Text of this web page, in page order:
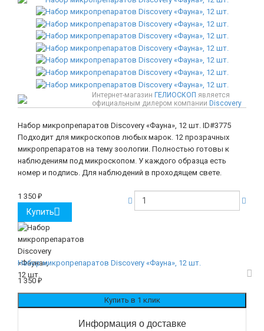
Интернет-магазин ГЕЛИОСКОП является
официальным дилером компании Discovery
Набор микропрепаратов Discovery «Фауна», 12 шт. ID#3775
Подходит для микроскопов любых марок. 12 прозрачных
микропрепаратов на тему зоологии. Полностью готовы к
наблюдениям под микроскопом. У каждого образца есть
номер и подпись. Для наблюдений в проходящем свете.
1 350 ₽
Купить
Набор микропрепаратов Discovery «Фауна», 12 шт.
1 350₽
Информация о доставке